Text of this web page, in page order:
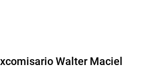
Walter Maciel